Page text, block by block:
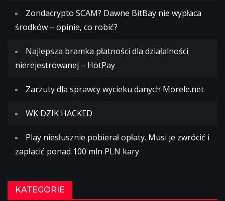
Zondacrypto SCAM? Dawne BitBay nie wypłaca
środków – opinie, co robić?
Najlepsza bramka płatności dla działalności
nierejestrowanej – HotPay
Zarzuty dla sprawcy wycieku danych Morele.net
WK DZIK HACKED
Play niesłusznie pobierał opłaty. Musi je zwrócić i
zapłacić ponad 100 mln PLN kary
KATEGORIE